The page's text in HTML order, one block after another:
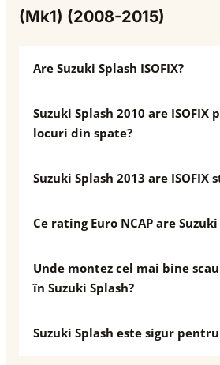
(Mk1) (2008-2015)
Are Suzuki Splash ISOFIX?
Suzuki Splash 2010 are ISOFIX
locuri din spate?
Suzuki Splash 2013 are ISOFIX
Ce rating Euro NCAP are Suzuki
Unde montez cel mai bine
în Suzuki Splash?
Suzuki Splash este sigur